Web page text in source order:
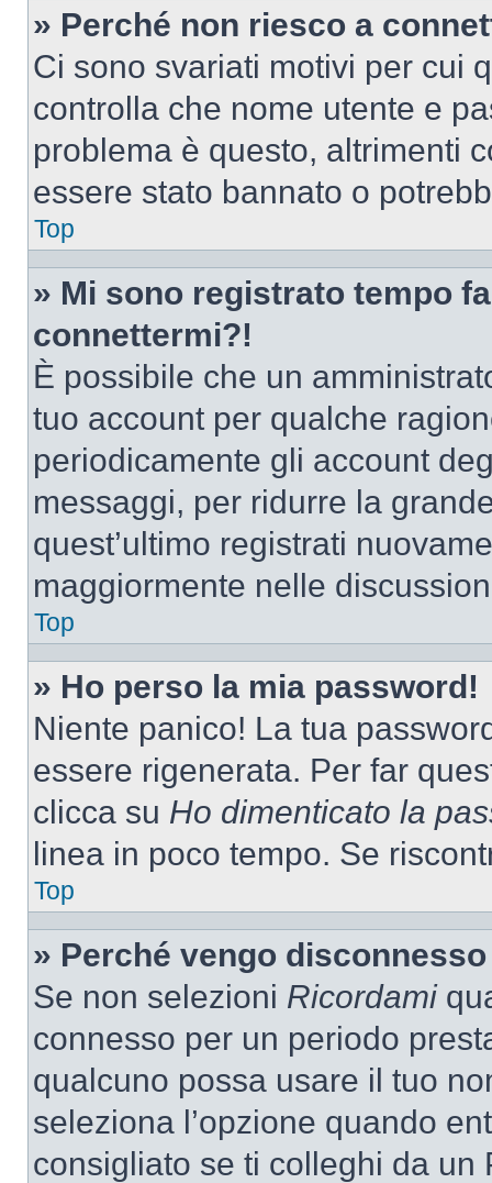
» Perché non riesco a
Ci sono svariati motivi per cui
controlla che nome utente e
problema è questo, altrimenti
essere stato bannato o
Top
» Mi sono registrato tempo
connettermi?!
È possibile che un
tuo account per qualche
periodicamente gli account
messaggi, per ridurre la
quest’ultimo registrati
maggiormente nelle
Top
» Ho perso la mia password!
Niente panico! La tua
essere rigenerata. Per far
clicca su Ho dimenticato la
linea in poco tempo. Se
Top
» Perché vengo
Se non selezioni Ricordami
connesso per un periodo
qualcuno possa usare il tuo
seleziona l’opzione quando
consigliato se ti colleghi da un